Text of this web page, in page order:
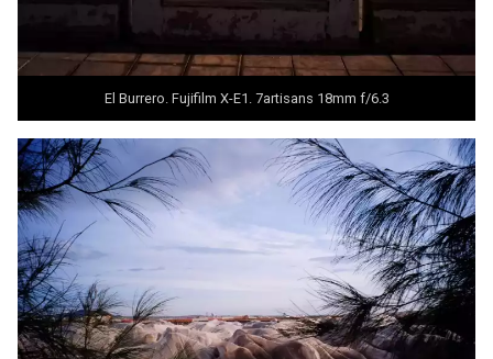
El Burrero. Fujifilm X-E1. 7artisans 18mm f/6.3